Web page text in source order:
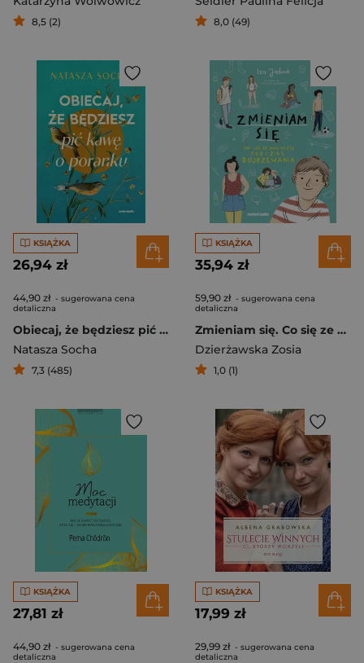
8,5 (2) 8,0 (49)
KSIĄŻKA
26,94 zł
44,90 zł - sugerowana cena
detaliczna
Obiecaj, że będziesz pić kawę o poranku
Natasza Socha
7,3 (485)
KSIĄŻKA
35,94 zł
59,90 zł - sugerowana cena
detaliczna
Zmieniam się. Co się ze mną dzieje podczas dojrzewania
Dzierżawska Zosia
1,0 (1)
KSIĄŻKA
27,81 zł
44,90 zł - sugerowana cena
detaliczna
KSIĄŻKA
17,99 zł
29,99 zł - sugerowana cena
detaliczna